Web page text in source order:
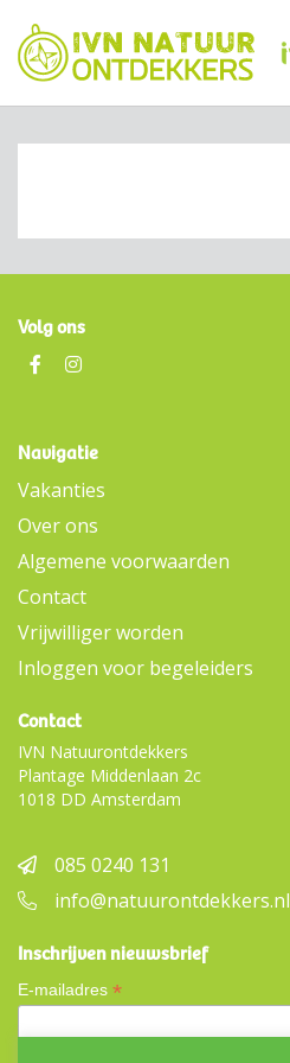
Volg ons
Navigatie
Vakanties
Over ons
Algemene voorwaarden
Contact
Vrijwilliger worden
Inloggen voor begeleiders
Contact
IVN Natuurontdekkers
Plantage Middenlaan 2c
1018 DD Amsterdam
085 0240 131
info@natuurontdekkers.nl
Inschrijven nieuwsbrief
E-mailadres *